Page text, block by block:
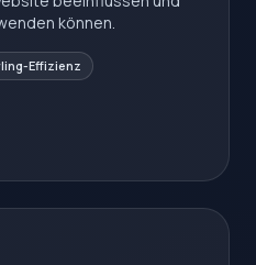
können.
Effizienz